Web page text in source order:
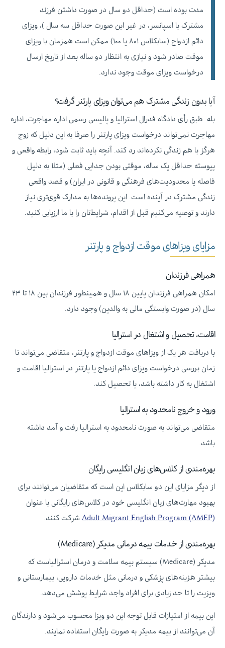
مدت بوده است (حداقل دو سال در صورت داشتن فرزند
مشترک با اسپانسر، در غیر این صورت حداقل سه سال )، ویزای
دائم ازدواج (سابکلاس ۸۰۱ یا ۱۰۰) ممکن است همزمان با ویزای
موقت صادر شود و نیازی به انتظار دو ساله بعد از تاریخ ارسال
درخواست ویزای موقت وجود ندارد.
آیا بدون زندگی مشترک هم می‌توان ویزای پارتنر گرفت؟
بله. طبق رأی دادگاه فدرال استرالیا و پالیسی رسمی اداره مهاجرت، اداره
مهاجرت نمی‌تواند درخواست ویزای پارتنر را صرفا به این دلیل که زوج
هرگز با هم زندگی نکرده‌اند رد کند. آنچه باید ثابت شود، رابطه واقعی و
پیوسته حداقل یک ساله، موقتی بودن جدایی فعلی (مثلا به دلیل
فاصله یا محدودیت‌های فرهنگی و قانونی در ایران) و قصد واقعی
زندگی مشترک در آینده است. این پرونده‌ها به مدارک قوی‌تری نیاز
دارند و توصیه می‌کنیم قبل از اقدام، شرایط‌تان را با ما ارزیابی کنید.
مزایای ویزاهای موقت ازدواج و پارتنر
همراهی فرزندان
امکان همراهی فرزندان پایین ۱۸ سال و همینطور فرزندان بین ۱۸ تا ۲۳
سال (در صورت وابستگی مالی به والدین) وجود دارد.
اقامت، تحصیل و اشتغال در استرالیا
با دریافت هر یک از ویزاهای موقت ازدواج و پارتنر، متقاضی می‌تواند تا
زمان بررسی درخواست ویزای دائم ازدواج یا پارتنر در استرالیا اقامت و
اشتغال به کار داشته باشد، یا تحصیل کند.
ورود و خروج نامحدود به استرالیا
متقاضی می‌تواند به صورت نامحدود به استرالیا رفت و آمد داشته
باشد.
بهره‌مندی از کلاس‌های زبان انگلیسی رایگان
از دیگر مزایای این دو سابکلاس این است که متقاضیان می‌توانند برای
بهبود مهارت‌های زبان انگلیسی خود در کلاس‌های رایگانی با عنوان
Adult Migrant English Program (AMEP) شرکت کنند.
بهره‌مندی از خدمات بیمه درمانی مدیکر (Medicare)
مدیکر (Medicare) سیستم بیمه سلامت و درمان استرالیاست که
بیشتر هزینه‌های پزشکی و درمانی مثل خدمات دارویی، بیمارستانی و
ویزیت را تا حد زیادی برای افراد واجد شرایط پوشش می‌دهد.
این بیمه از امتیازات قابل توجه این دو ویزا محسوب می‌شود و دارندگان
آن می‌توانند از بیمه مدیکر به صورت رایگان استفاده نمایند.